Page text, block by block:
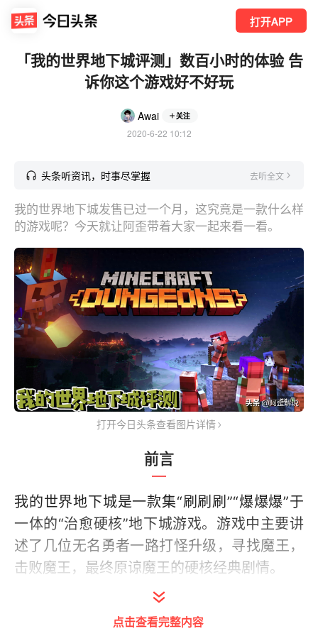
打开APP
「我的世界地下城评测」数百小时的体验 告
诉你这个游戏好不好玩
Awai 关注
2020-6-22 10:12
头条听资讯，时事尽掌握 去听全文
我的世界地下城发售已过一个月，这究竟是一款什么样
的游戏呢？今天就让阿歪带着大家一起来看一看。
打开今日头条查看图片详情
前言
我的世界地下城是一款集“刷刷刷”“爆爆爆”于
一体的“治愈硬核”地下城游戏。游戏中主要讲
述了几位无名勇者一路打怪升级，寻找魔王，
击败魔王，最终原谅魔王的硬核经典剧情。
在游戏中，玩家需要进入地下城打怪升级，而
打怪会爆出装备，爆出装备后再继续进入地下
点击查看完整内容